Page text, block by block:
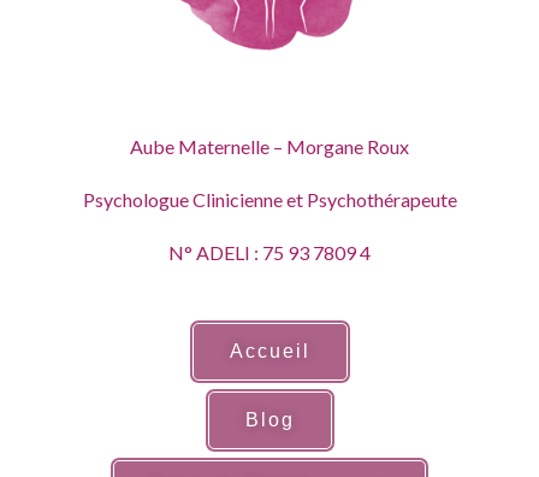
Aube Maternelle – Morgane Roux
Psychologue Clinicienne et Psychothérapeute
N° ADELI : 75 93 7809 4
Accueil
Blog